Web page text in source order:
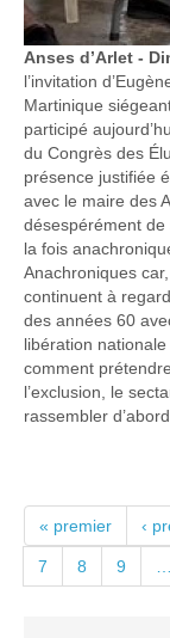
Anses d’Arlet -
l’invitation
Martinique
participé
du Congrès des
présence justifiée
avec le maire des
désespérément de
la fois
Anachroniques
continuent à
des années 60
libération
comment
l’exclusion, le
rassembler
PAGES
« premier ‹
7 8 9